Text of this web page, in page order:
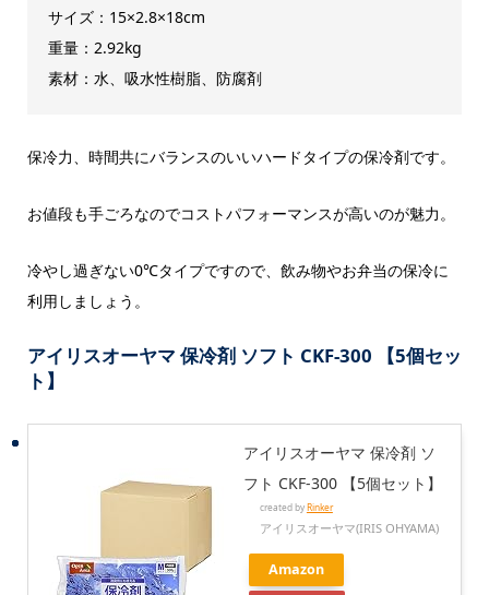
サイズ：15×2.8×18cm
重量：2.92kg
素材：水、吸水性樹脂、防腐剤
保冷力、時間共にバランスのいいハードタイプの保冷剤です。
お値段も手ごろなのでコストパフォーマンスが高いのが魅力。
冷やし過ぎない0℃タイプですので、飲み物やお弁当の保冷に
利用しましょう。
アイリスオーヤマ 保冷剤 ソフト CKF-300 【5個セッ
ト】
アイリスオーヤマ 保冷剤 ソ
フト CKF-300 【5個セット】
created byRinker
アイリスオーヤマ(IRIS OHYAMA)
Amazon